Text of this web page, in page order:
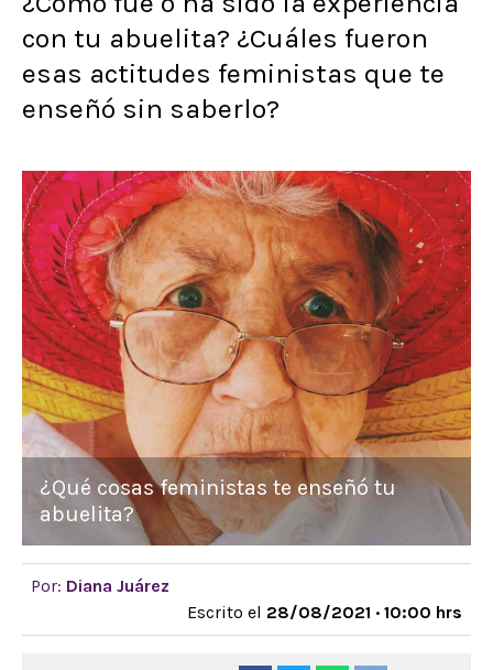
con tu abuelita? ¿Cuáles fueron
esas actitudes feministas que te
enseñó sin saberlo?
¿Qué cosas feministas te enseñó tu
abuelita?
Por: Diana Juárez
Escrito el 28/08/2021 · 10:00 hrs